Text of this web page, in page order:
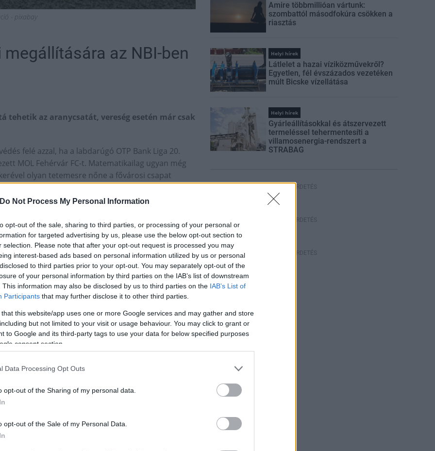
Do Not Process My Personal Information
opt-out of the sale, sharing to third parties, or processing of your personal or
for targeted advertising by us, please use the below opt-out section to
selection. Please note that after your opt-out request is processed you may
interest-based ads based on personal information utilized by us or personal
to third parties prior to your opt-out. You may separately opt-out of the
of your personal information by third parties on the IAB’s list of downstream
This information may also be disclosed by us to third parties on the IAB’s List of
Participants that may further disclose it to other third parties.
that this website/app uses one or more Google services and may gather and store
but not limited to your visit or usage behaviour. You may click to grant or
to Google and its third-party tags to use your data for below specified purposes
consent section.
Data Processing Opt Outs
opt-out of the Sharing of my personal data.
opt-out of the Sale of my Personal Data.
- pixabay
az NBI-ben
tehetik az aranycsatát, vereség esetén már csak
felé azzal, ha a labdarúgó OTP Bank Liga 20.
MOL Fehérvár FC-t. Matematikailag ugyan még
olyan tetemesre nőne a fővárosi csapat
behozni.
fogadja. Győzelme esetén csökkentheti hátrányát
elől menekülő Budafok is elérhető közelségbe
Amire többmillióan vártunk:
szombattól másodfokúra csökken a
riasztás
Helyi hírek
Látlelet a hazai víziközművekről?
Egyetlen, fél évszázados vezetéken
múlt Bicske vízellátása
Helyi hírek
Gyárleállításokkal és átszervezett
termeléssel tehermentesíti a
villamosenergia-rendszert a
STRABAG
HIRDETÉS
HIRDETÉS
HIRDETÉS